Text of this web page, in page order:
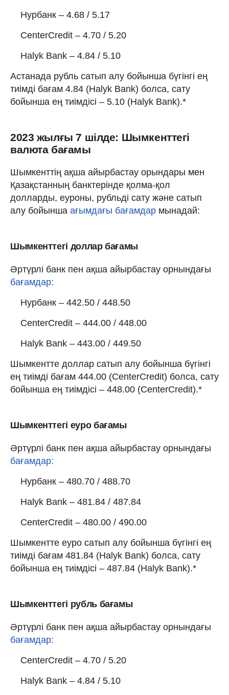
Нурбанк – 4.68 / 5.17
CenterCredit – 4.70 / 5.20
Halyk Bank – 4.84 / 5.10
Астанада рубль сатып алу бойынша бүгінгі ең
тиімді бағам 4.84 (Halyk Bank) болса, сату
бойынша ең тиімдісі – 5.10 (Halyk Bank).*
2023 жылғы 7 шілде: Шымкенттегі
валюта бағамы
Шымкенттің ақша айырбастау орындары мен
Қазақстанның банктерінде қолма-қол
долларды, еуроны, рубльді сату және сатып
алу бойынша ағымдағы бағамдар мынадай:
Шымкенттегі доллар бағамы
Әртүрлі банк пен ақша айырбастау орнындағы
бағамдар:
Нурбанк – 442.50 / 448.50
CenterCredit – 444.00 / 448.00
Halyk Bank – 443.00 / 449.50
Шымкентте доллар сатып алу бойынша бүгінгі
ең тиімді бағам 444.00 (CenterCredit) болса, сату
бойынша ең тиімдісі – 448.00 (CenterCredit).*
Шымкенттегі еуро бағамы
Әртүрлі банк пен ақша айырбастау орнындағы
бағамдар:
Нурбанк – 480.70 / 488.70
Halyk Bank – 481.84 / 487.84
CenterCredit – 480.00 / 490.00
Шымкентте еуро сатып алу бойынша бүгінгі ең
тиімді бағам 481.84 (Halyk Bank) болса, сату
бойынша ең тиімдісі – 487.84 (Halyk Bank).*
Шымкенттегі рубль бағамы
Әртүрлі банк пен ақша айырбастау орнындағы
бағамдар:
CenterCredit – 4.70 / 5.20
Halyk Bank – 4.84 / 5.10